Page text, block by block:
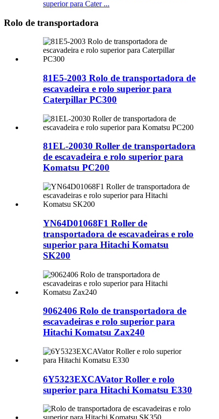
superior para Cater ...
Rolo de transportadora
81E5-2003 Rolo de transportadora de
escavadeira e rolo superior para
Caterpillar PC300
81EL-20030 Roller de transportadora
de escavadeira e rolo superior para
Komatsu PC200
YN64D01068F1 Roller de
transportadora de escavadeiras e rolo
superior para Hitachi Komatsu
SK200
9062406 Rolo de transportadora de
escavadeiras e rolo superior para
Hitachi Komatsu Zax240
6Y5323EXCAVator Roller e rolo
superior para Hitachi Komatsu E330